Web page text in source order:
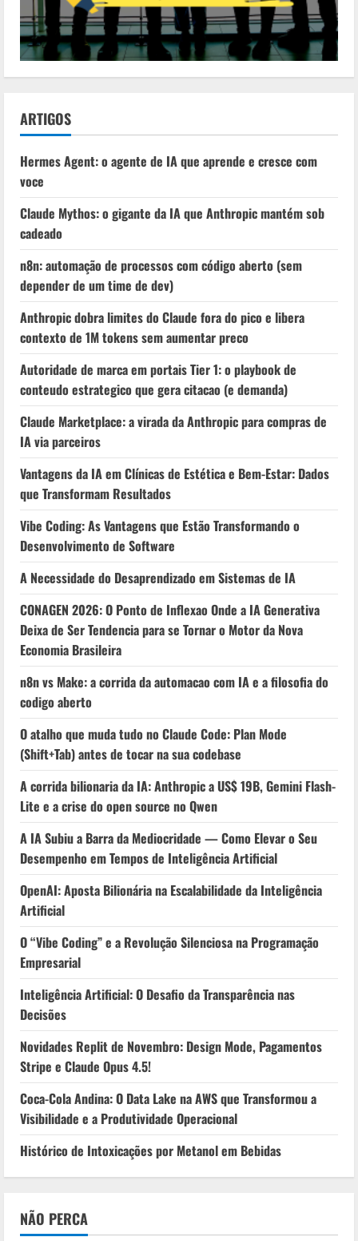
ARTIGOS
Hermes Agent: o agente de IA que aprende e cresce com
voce
Claude Mythos: o gigante da IA que Anthropic mantém sob
cadeado
n8n: automação de processos com código aberto (sem
depender de um time de dev)
Anthropic dobra limites do Claude fora do pico e libera
contexto de 1M tokens sem aumentar preco
Autoridade de marca em portais Tier 1: o playbook de
conteudo estrategico que gera citacao (e demanda)
Claude Marketplace: a virada da Anthropic para compras de
IA via parceiros
Vantagens da IA em Clínicas de Estética e Bem-Estar: Dados
que Transformam Resultados
Vibe Coding: As Vantagens que Estão Transformando o
Desenvolvimento de Software
A Necessidade do Desaprendizado em Sistemas de IA
CONAGEN 2026: O Ponto de Inflexao Onde a IA Generativa
Deixa de Ser Tendencia para se Tornar o Motor da Nova
Economia Brasileira
n8n vs Make: a corrida da automacao com IA e a filosofia do
codigo aberto
O atalho que muda tudo no Claude Code: Plan Mode
(Shift+Tab) antes de tocar na sua codebase
A corrida bilionaria da IA: Anthropic a US$ 19B, Gemini Flash-
Lite e a crise do open source no Qwen
A IA Subiu a Barra da Mediocridade — Como Elevar o Seu
Desempenho em Tempos de Inteligência Artificial
OpenAI: Aposta Bilionária na Escalabilidade da Inteligência
Artificial
O “Vibe Coding” e a Revolução Silenciosa na Programação
Empresarial
Inteligência Artificial: O Desafio da Transparência nas
Decisões
Novidades Replit de Novembro: Design Mode, Pagamentos
Stripe e Claude Opus 4.5!
Coca-Cola Andina: O Data Lake na AWS que Transformou a
Visibilidade e a Produtividade Operacional
Histórico de Intoxicações por Metanol em Bebidas
NÃO PERCA